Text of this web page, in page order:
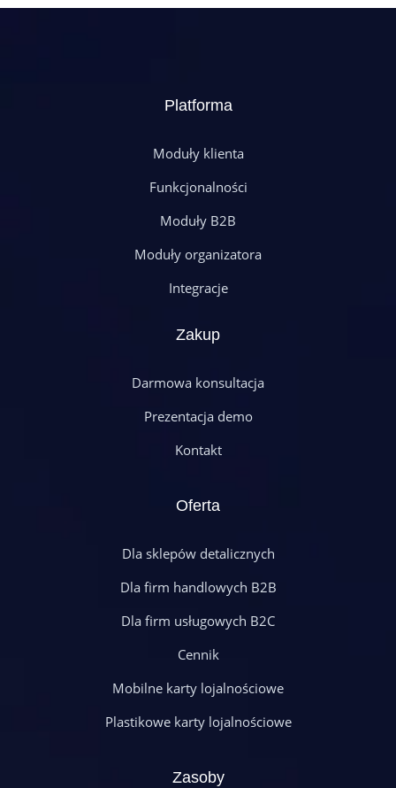
Platforma
Moduły klienta
Funkcjonalności
Moduły B2B
Moduły organizatora
Integracje
Zakup
Darmowa konsultacja
Prezentacja demo
Kontakt
Oferta
Dla sklepów detalicznych
Dla firm handlowych B2B
Dla firm usługowych B2C
Cennik
Mobilne karty lojalnościowe
Plastikowe karty lojalnościowe
Zasoby